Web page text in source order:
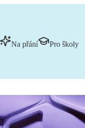
Na přání Pro školy